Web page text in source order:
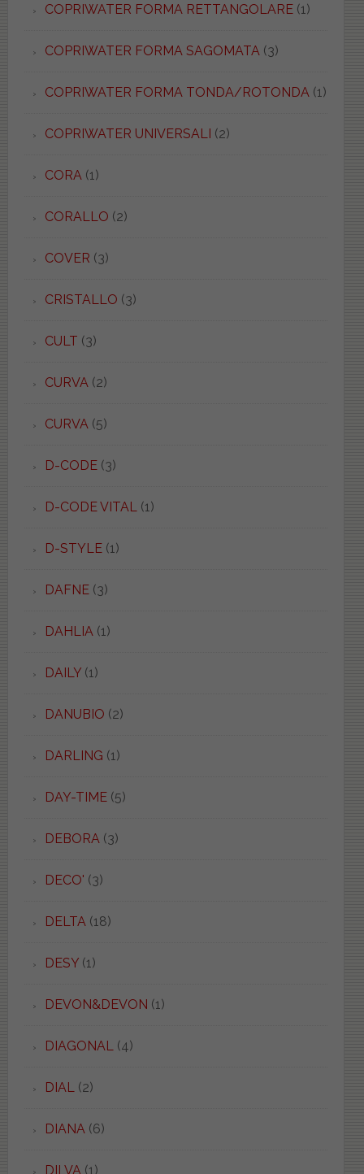
COPRIWATER FORMA RETTANGOLARE(1)
COPRIWATER FORMA SAGOMATA (3)
COPRIWATER FORMA TONDA/ROTONDA (1)
COPRIWATER UNIVERSALI (2)
CORA (1)
CORALLO (2)
COVER (3)
CRISTALLO (3)
CULT (3)
CURVA (2)
CURVA (5)
D-CODE(3)
D-CODE VITAL (1)
D-STYLE(1)
DAFNE(3)
DAHLIA (1)
DAILY(1)
DANUBIO (2)
DARLING (1)
DAY-TIME(5)
DEBORA (3)
DECO' (3)
DELTA (18)
DESY(1)
DEVON&DEVON (1)
DIAGONAL (4)
DIAL (2)
DIANA (6)
DILVA (1)